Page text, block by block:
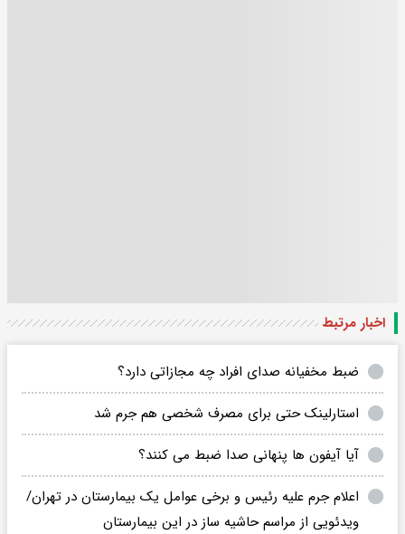
اخبار مرتبط
ضبط مخفیانه صدای افراد چه مجازاتی دارد؟
استارلینک حتی برای مصرف شخصی هم جرم شد
آیا آیفون ها پنهانی صدا ضبط می کنند؟
اعلام جرم علیه رئیس و برخی عوامل یک بیمارستان در تهران/
ویدئویی از مراسم حاشیه ساز در این بیمارستان